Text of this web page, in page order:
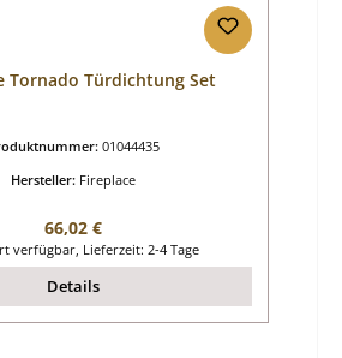
Tornado Türdichtung Set
01044435
Hersteller: Fireplace
Regulärer Preis:
66,02 €
verfügbar, Lieferzeit: 2-4 Tage
Details